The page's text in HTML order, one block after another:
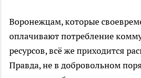
Воронежцам, которые
оплачивают потребление
ресурсов, всё же приходится
Правда, не в добровольном